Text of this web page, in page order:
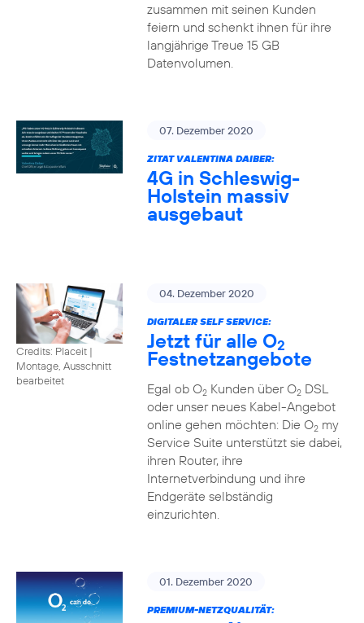
zusammen mit seinen Kunden
feiern und schenkt ihnen für ihre
langjährige Treue 15 GB
Datenvolumen.
07. Dezember 2020
ZITAT VALENTINA DAIBER:
4G in Schleswig-
Holstein massiv
ausgebaut
Credits: Placeit |
Montage, Ausschnitt
bearbeitet
04. Dezember 2020
DIGITALER SELF SERVICE:
Jetzt für alle O2
Festnetzangebote
Egal ob O2Kunden über O2DSL
oder unser neues Kabel-Angebot
online gehen möchten: Die O2my
Service Suite unterstützt sie dabei,
ihren Router, ihre
Internetverbindung und ihre
Endgeräte selbständig
einzurichten.
01. Dezember 2020
PREMIUM-NETZQUALITÄT: